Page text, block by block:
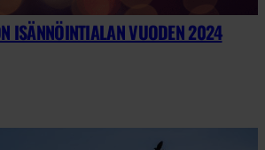
ISÄNNÖINTIALAN VUODEN 2024